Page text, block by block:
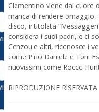
Clementino viene dal cuore
manca di rendere omaggio,
disco, intitolata
considera i suoi padri, e ci
Cenzou e altri, riconosce i
come Pino Daniele e Toni
nuovissimi come Rocco
RIPRODUZIONE RISERVATA